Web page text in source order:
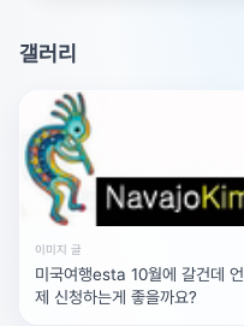
갤러리
이미지 글
미국여행esta 10월에 갈건데 언
제 신청하는게 좋을까요?